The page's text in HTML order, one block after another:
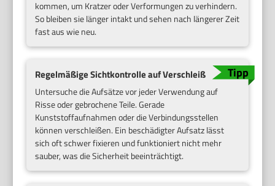
kommen, um Kratzer oder Verformungen zu verhindern.
So bleiben sie länger intakt und sehen nach längerer Zeit
fast aus wie neu.
Regelmäßige Sichtkontrolle auf Verschleiß
Untersuche die Aufsätze vor jeder Verwendung auf
Risse oder gebrochene Teile. Gerade
Kunststoffaufnahmen oder die Verbindungsstellen
können verschleißen. Ein beschädigter Aufsatz lässt
sich oft schwer fixieren und funktioniert nicht mehr
sauber, was die Sicherheit beeinträchtigt.